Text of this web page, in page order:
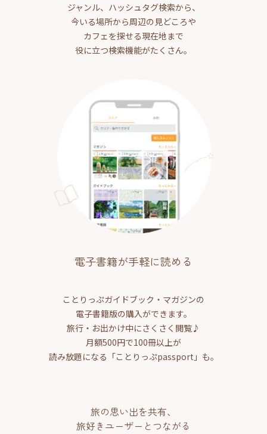
ジャンル、ハッシュタグ検索から、
今いる場所から周辺の見どころや
カフェを探せる現在地まで
役に立つ検索機能がたくさん。
電子書籍が手軽に読める
ことりっぷガイドブック・マガジンの
電子書籍版の購入ができます。
旅行・お出かけ中にさくさく閲覧♪
月額500円で100冊以上が
読み放題になる「ことりっぷpassport」も。
旅の思い出を共有、
旅好きユーザーとつながる